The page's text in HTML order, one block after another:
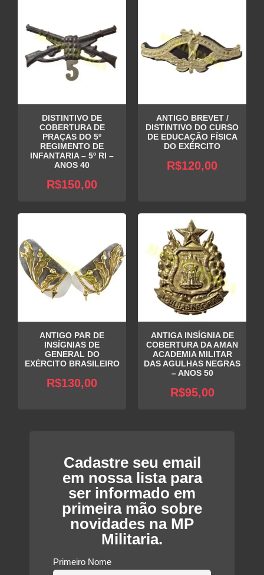
DISTINTIVO DE
COBERTURA DE
PRAÇAS DO 5º
REGIMENTO DE
INFANTARIA – 5º RI –
ANOS 40
R$150,00
ANTIGO BREVET /
DISTINTIVO DO CURSO
DE EDUCAÇÃO FÍSICA
DO EXÉRCITO
R$120,00
ANTIGO PAR DE
INSÍGNIAS DE
GENERAL DO
EXÉRCITO BRASILEIRO
R$130,00
ANTIGA INSÍGNIA DE
COBERTURA DA AMAN
ACADEMIA MILITAR
DAS AGULHAS NEGRAS
– ANOS 50
R$95,00
Cadastre seu email
em nossa lista para
ser informado em
primeira mão sobre
novidades na MP
Militaria.
Primeiro Nome